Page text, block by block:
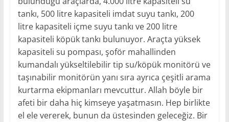
tankı, 500 litre kapasiteli imdat suyu tankı, 200
litre kapasiteli içme suyu tankı ve 200 litre
kapasiteli köpük tankı bulunuyor. Araçta yüksek
kapasiteli su pompası, şoför mahallinden
kumandalı yükseltilebilir tip su/köpük monitörü ve
taşınabilir monitörün yanı sıra ayrıca çeşitli arama
kurtarma ekipmanları mevcuttur. Allah böyle bir
afeti bir daha hiç kimseye yaşatmasın. Hep birlikte
el ele vererek, bunun da üstesinden geleceğiz. Bir